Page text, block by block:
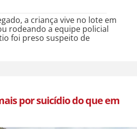
a criança vive no lote em
rodeando a equipe policial
foi preso suspeito de
por suicídio do que em